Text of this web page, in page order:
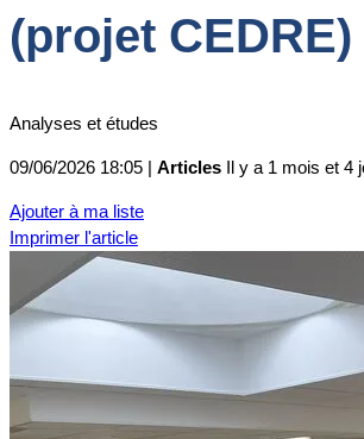
(projet CEDRE)
Analyses et études
09/06/2026 18:05 | Articles Il y a 1 mois et 4
Ajouter à ma liste
Imprimer l'article